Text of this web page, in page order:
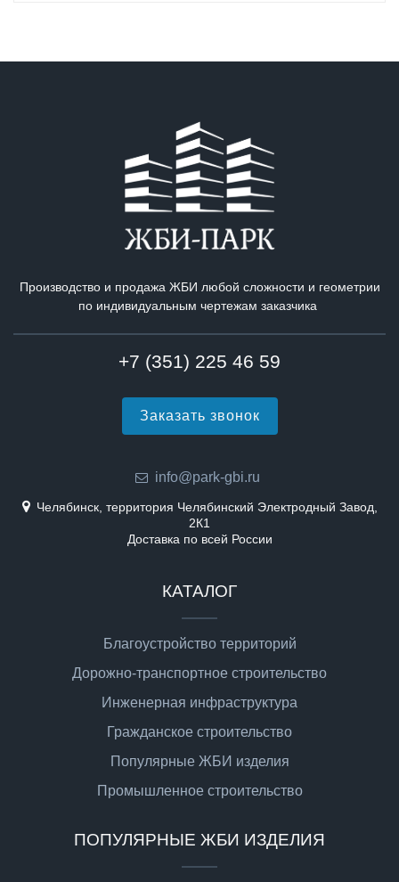
Производство и продажа ЖБИ любой сложности и геометрии
по индивидуальным чертежам заказчика
+7 (351) 225 46 59
Заказать звонок
info@park-gbi.ru
Челябинск, территория Челябинский Электродный Завод,
2К1
Доставка по всей России
КАТАЛОГ
Благоустройство территорий
Дорожно-транспортное строительство
Инженерная инфраструктура
Гражданское строительство
Популярные ЖБИ изделия
Промышленное строительство
ПОПУЛЯРНЫЕ ЖБИ ИЗДЕЛИЯ